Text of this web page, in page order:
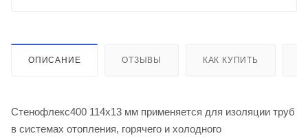
ОПИСАНИЕ ОТЗЫВЫ КАК КУПИТЬ
Стенофлекс400 114х13 мм применяется для изоляции труб
в системах отопления, горячего и холодного